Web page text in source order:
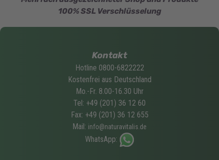
100% SSL Verschlüsselung
Kontakt
Hotline 0800-6822222
Kostenfrei aus Deutschland
Mo.-Fr. 8.00-16.30 Uhr
Tel: +49 (201) 36 12 60
Fax: +49 (201) 36 12 655
Mail: info@naturavitalis.de
WhatsApp: